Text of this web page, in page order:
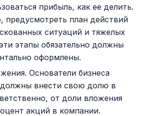
прибыль, как ее делить.
предусмотреть план действий
ситуаций и тяжелых
этапы обязательно должны
оформлены.
Основатели бизнеса
должны внести свою долю в
от доли вложения
акций в компании.